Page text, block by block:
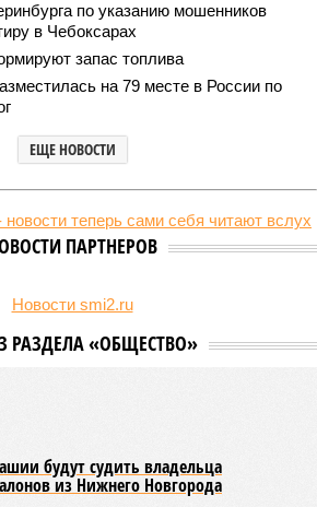
по указанию мошенников
в Чебоксарах
запас топлива
на 79 месте в России по
ЕЩЕ НОВОСТИ
ПАРТНЕРОВ
Новости smi2.ru
РАЗДЕЛА «ОБЩЕСТВО»
будут судить владельца
из Нижнего Новгорода